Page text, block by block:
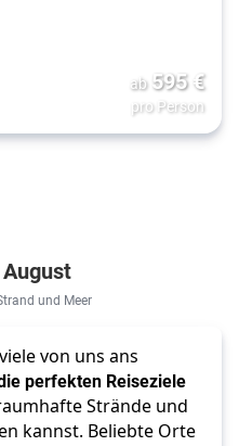
ab 595€
pro Person
und Meer
von uns ans
perfekten Reiseziele
Strände und
kannst. Beliebte Orte